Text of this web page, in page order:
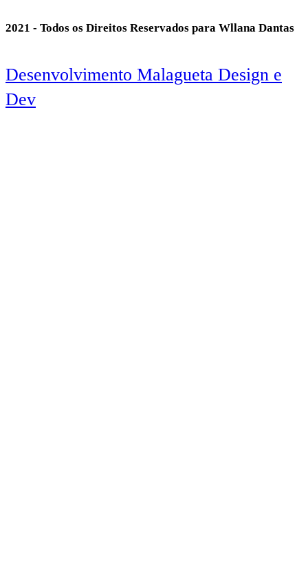
2021 - Todos os Direitos Reservados para Wllana Dantas
Desenvolvimento Malagueta Design e
Dev